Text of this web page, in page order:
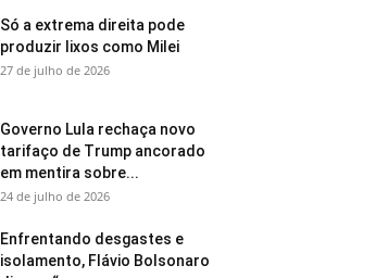
Só a extrema direita pode
produzir lixos como Milei
27 de julho de 2026
Governo Lula rechaça novo
tarifaço de Trump ancorado
em mentira sobre...
24 de julho de 2026
Enfrentando desgastes e
isolamento, Flávio Bolsonaro